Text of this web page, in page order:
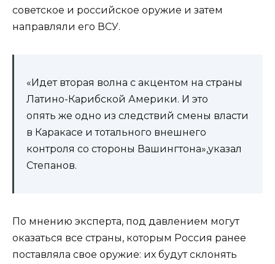
советское и российское оружие и затем
направляли его ВСУ.
«Идет вторая волна с акцентом на страны
Латино-Карибской Америки. И это
опять же одно из следствий смены власти
в Каракасе и тотального внешнего
контроля со стороны Вашингтона»,указал
Степанов.
По мнению эксперта, под давлением могут
оказаться все страны, которым Россия ранее
поставляла свое оружие: их будут склонять